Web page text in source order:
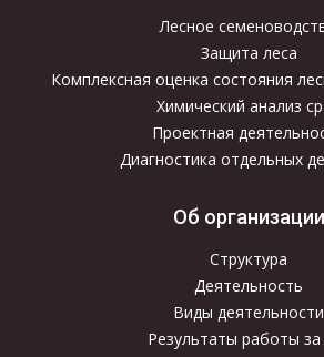
Лесное
Защита леса
Комплексная оценка состояния
Химический анализ
Проектная
Диагностика отдельных
Об организации
Структура
Деятельность
Виды деятельности
Результаты работы за